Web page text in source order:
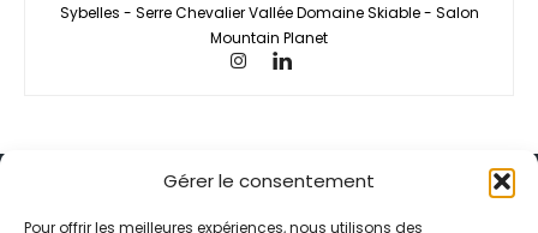
Gérer le consentement
Pour offrir les meilleures expériences, nous utilisons des
Sybelles - Serre Chevalier Vallée Domaine Skiable - Salon
Mountain Planet